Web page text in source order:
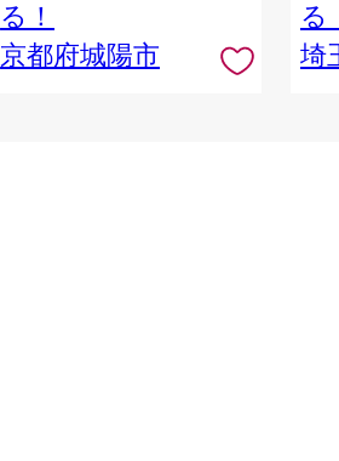
る！
京都府城陽市
る
埼